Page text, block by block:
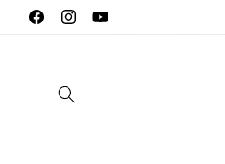
FacebookInstagramYouTube